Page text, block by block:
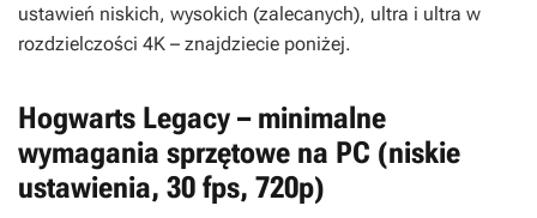
ustawień niskich, wysokich (zalecanych), ultra i ultra w
rozdzielczości 4K – znajdziecie poniżej.
Hogwarts Legacy – minimalne
wymagania sprzętowe na PC (niskie
ustawienia, 30 fps, 720p)